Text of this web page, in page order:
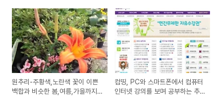
원추리-주황색,노란색 꽃이 이쁜
백합과 비슷한 봄,여름,가을까지
컴띵, PC와 스마트폰에서 컴퓨터
인터넷 강의를 보며 공부하는 추